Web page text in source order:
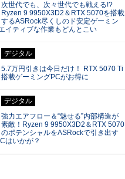
次世代でも、次々世代でも戦える!?
Ryzen 9 9950X3D2＆RTX 5070を搭載
するASRock尽くしのド安定ゲーミン
イティブな作業もどんとこい
デジタル
5.7万円引きは今日だけ！ RTX 5070 Ti
搭載ゲーミングPCがお得に
デジタル
強力エアフロー＆“魅せる”内部構造が
素敵！Ryzen 9 9950X3D2＆RTX 5070
のポテンシャルをASRockで引き出す
はいかが？